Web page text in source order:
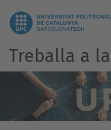
Treballa a la